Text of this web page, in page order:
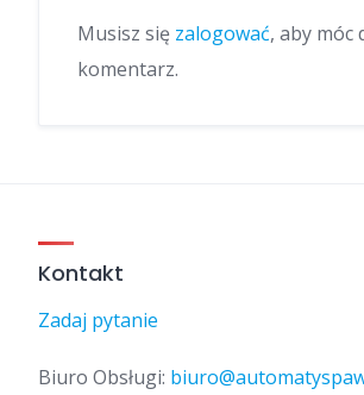
Musisz się zalogować, aby móc
komentarz.
Kontakt
Zadaj pytanie
Biuro Obsługi: